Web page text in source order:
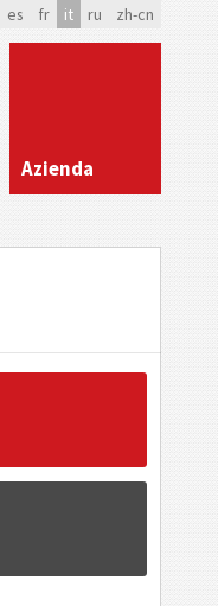
es fr it ru zh-cn
Azienda